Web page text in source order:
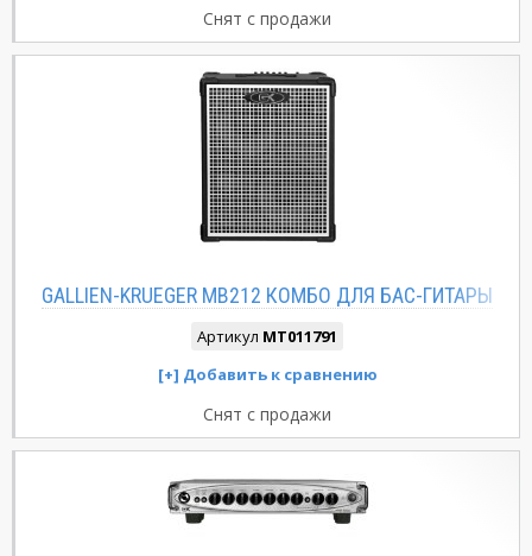
Снят с продажи
GALLIEN-KRUEGER MB212 КОМБО ДЛЯ БАС-ГИТАРЫ
Артикул MT011791
Снят с продажи